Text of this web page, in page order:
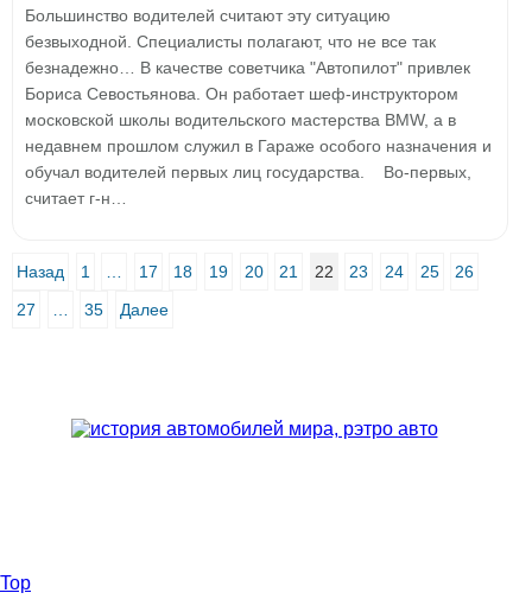
Большинство водителей считают эту ситуацию
безвыходной. Специалисты полагают, что не все так
безнадежно… В качестве советчика "Автопилот" привлек
Бориса Севостьянова. Он работает шеф-инструктором
московской школы водительского мастерства BMW, а в
недавнем прошлом служил в Гараже особого назначения и
обучал водителей первых лиц государства. Во-первых,
считает г-н…
Назад 1 17 18 19 20 21 22 23 24 25
26
27
35 Далее
Top